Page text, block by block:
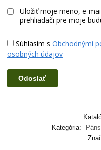
Uložiť moje meno, e-
prehliadači pre moje
Súhlasím s Obchodnými
osobných údajov
Kategória: